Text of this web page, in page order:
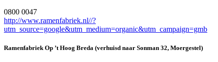
0800 0047
http://www.ramenfabriek.nl//?
utm_source=google&utm_medium=organic&utm_campaign=gmb
Ramenfabriek Op ’t Hoog Breda (verhuisd naar Sonman 32, Moergestel)